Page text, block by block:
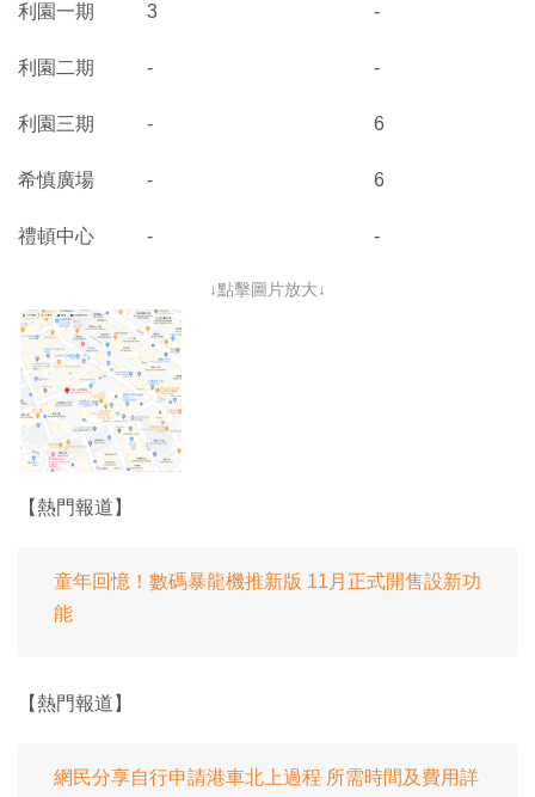
利園一期 3 -
利園二期 - -
利園三期 - 6
希慎廣場 - 6
禮頓中心 - -
↓點擊圖片放大↓
【熱門報道】
童年回憶！數碼暴龍機推新版 11月正式開售設新功
能
【熱門報道】
網民分享自行申請港車北上過程 所需時間及費用詳